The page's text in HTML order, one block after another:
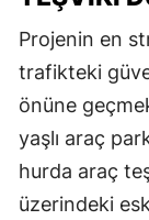
Projenin en
trafikteki
önüne
yaşlı araç
hurda araç
üzerindeki